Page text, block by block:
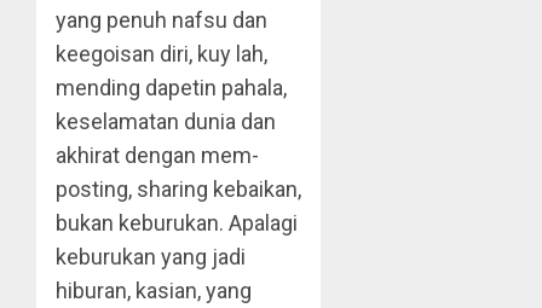
yang penuh nafsu dan
keegoisan diri, kuy lah,
mending dapetin pahala,
keselamatan dunia dan
akhirat dengan mem-
posting, sharing kebaikan,
bukan keburukan. Apalagi
keburukan yang jadi
hiburan, kasian, yang